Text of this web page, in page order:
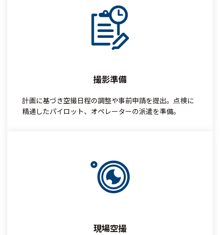
撮影準備
計画に基づき空撮日程の調整や事前申請を提出。点検に
精通したパイロット、オペレーターの派遣を準備。
現場空撮